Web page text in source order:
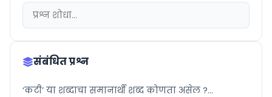
संबंधित प्रश्न
‘कटी’ या शब्दाचा समानार्थी शब्द कोणता असेल ?...